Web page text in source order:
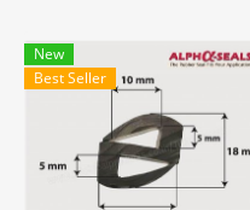
New
Best Seller